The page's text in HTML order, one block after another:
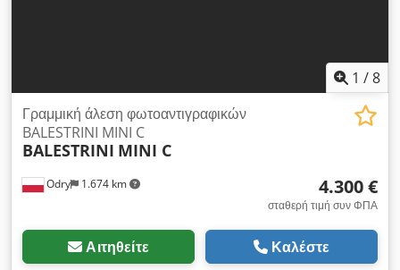
1 /8
Odry 1.674 km
Γραμμική άλεση φωτοαντιγραφικών
BALESTRINI MINI C
BALESTRINI MINI C
4.300 €
σταθερή τιμή συν ΦΠΑ
Αιτηθείτε Καλέστε